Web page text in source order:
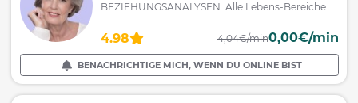
BEZIEHUNGSANALYSEN. Alle Lebens-Bereiche
4.98 4,04€/min0,00€/min
BENACHRICHTIGE MICH, WENN DU ONLINE BIST